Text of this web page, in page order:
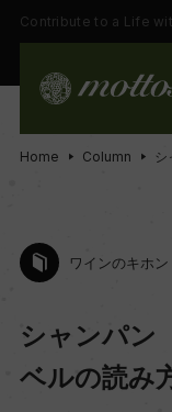
Contribute to a Life
Home Column
ワインのキホン
シャンパン
ベルの読み